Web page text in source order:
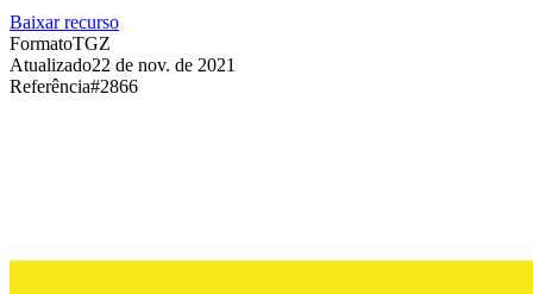
Baixar recurso
FormatoTGZ
Atualizado22 de nov. de 2021
Referência#2866